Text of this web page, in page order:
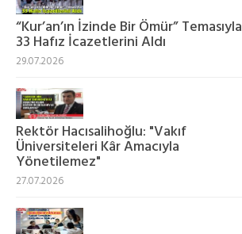
“Kur’an’ın İzinde Bir Ömür” Temasıyla
33 Hafız İcazetlerini Aldı
29.07.2026
Rektör Hacısalihoğlu: "Vakıf
Üniversiteleri Kâr Amacıyla
Yönetilemez"
27.07.2026